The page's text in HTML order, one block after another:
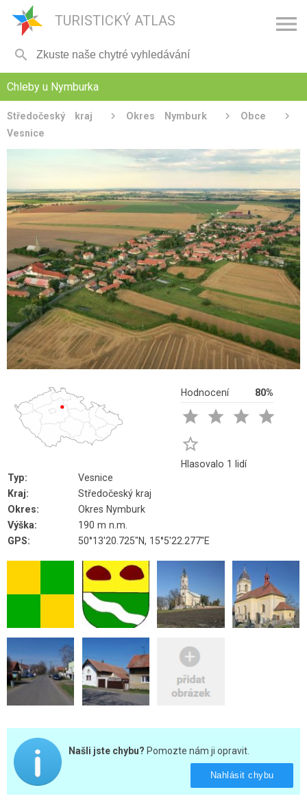
TURISTICKÝ ATLAS 

Chleby u Nymburka
Středočeský kraj Okres Nymburk
Obce
Vesnice
Hodnocení 80%
   

Hlasovalo 1 lidí
Typ:
Vesnice
Kraj:
Středočeský kraj
Okres:
Okres Nymburk
Výška:
190 m n.m.
GPS:
50°13'20.725"N, 15°5'22.277"E
Našli jste chybu? Pomozte nám ji opravit.
Nahlásit chybu